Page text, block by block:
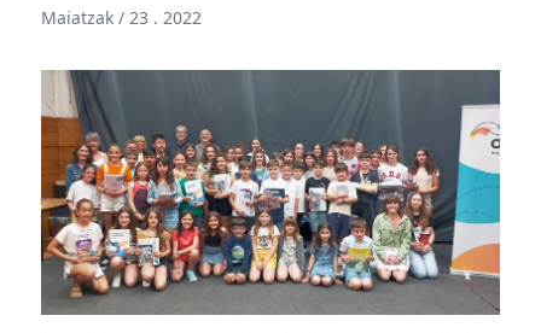
Maiatzak / 23 . 2022